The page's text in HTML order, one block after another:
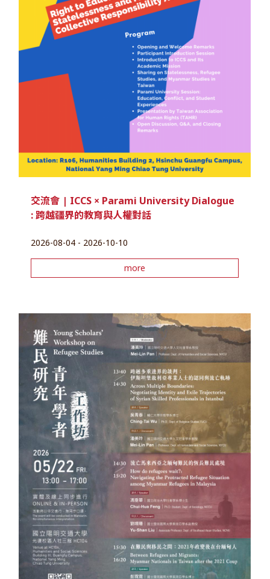
交流會 | ICCS × Parami University Dialogue
: 跨越疆界的教育與人權對話
2026-08-04 - 2026-10-10
more